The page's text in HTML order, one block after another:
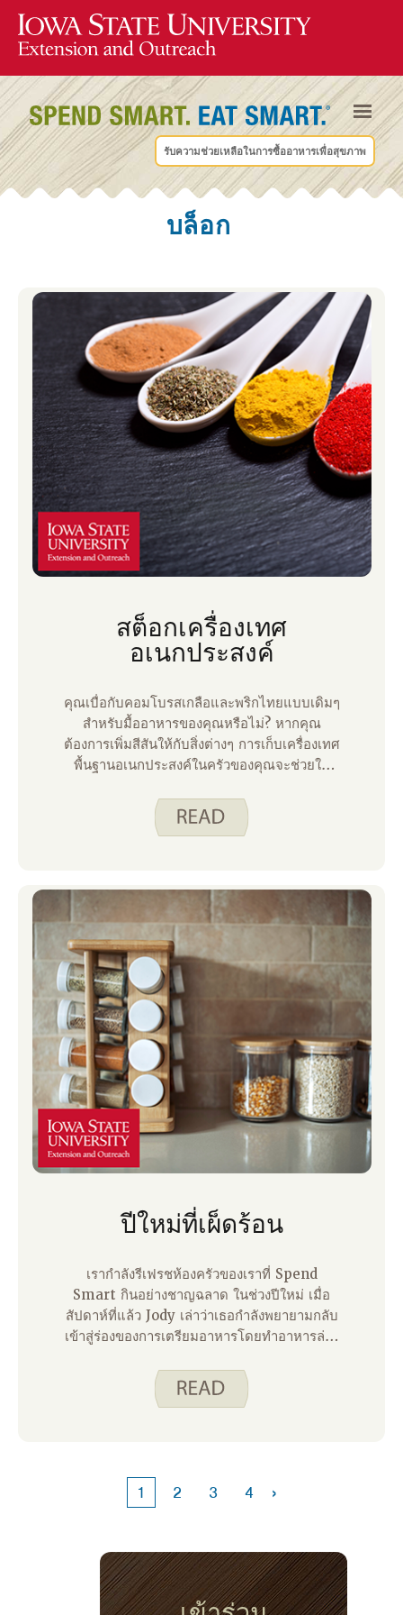
รับความช่วยเหลือในการซื้ออาหารเพื่อสุขภาพ
บล็อก
สต็อกเครื่องเทศ
อเนกประสงค์
คุณเบื่อกับคอมโบรสเกลือและพริกไทยแบบเดิมๆ
สําหรับมื้ออาหารของคุณหรือไม่? หากคุณ
ต้องการเพิ่มสีสันให้กับสิ่งต่างๆ การเก็บเครื่องเทศ
พื้นฐานอเนกประสงค์ในครัวของคุณจะช่วยให้
ปีใหม่ที่เผ็ดร้อน
เรากําลังรีเฟรชห้องครัวของเราที่ Spend
Smart กินอย่างชาญฉลาด ในช่วงปีใหม่ เมื่อ
สัปดาห์ที่แล้ว Jody เล่าว่าเธอกําลังพยายามกลับ
เข้าสู่ร่องของการเตรียมอาหารโดยทําอาหารล่วง
สูตร พริกมังสวิรัติ ของเราและยังแบ่งปันเคล็ดลับ
ดีๆ ในการจัดการอาหารกระป๋องที่บ้านเพื่อให้
1 2 3 4 ›